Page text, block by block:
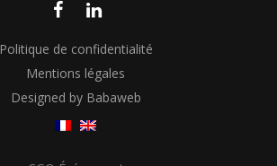
Politique de confidentialité
Mentions légales
Designed by Babaweb